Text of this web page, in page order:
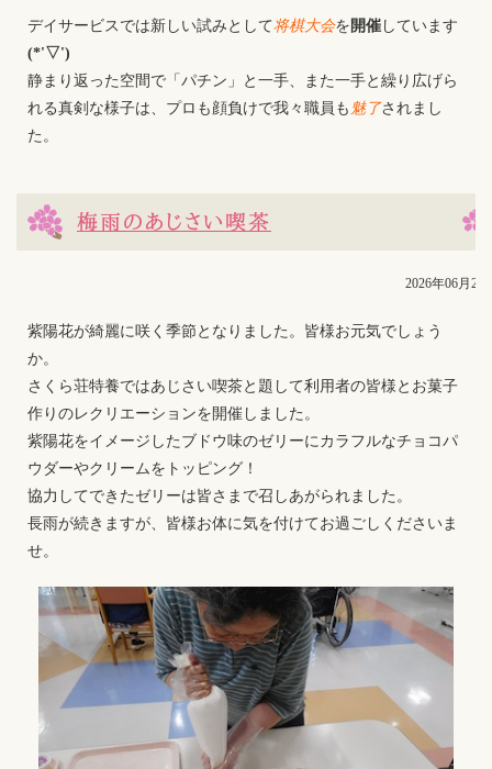
デイサービスでは新しい試みとして将棋大会を 開催 しています
(*'▽')
静まり返った空間で「パチン」と一手、また一手と繰り広げら
れる真剣な様子は、プロも顔負けで我々職員も 魅了されまし
た。
梅雨のあじさい喫茶
2026年06月24
紫陽花が綺麗に咲く季節となりました。皆様お元気でしょう
か。
さくら荘特養ではあじさい喫茶と題して利用者の皆様とお菓子
作りのレクリエーションを開催しました。
紫陽花をイメージしたブドウ味のゼリーにカラフルなチョコパ
ウダーやクリームをトッピング！
協力してできたゼリーは皆さまで召しあがられました。
長雨が続きますが、皆様お体に気を付けてお過ごしくださいま
せ。